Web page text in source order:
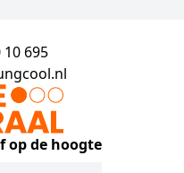
10 695
op de hoogte